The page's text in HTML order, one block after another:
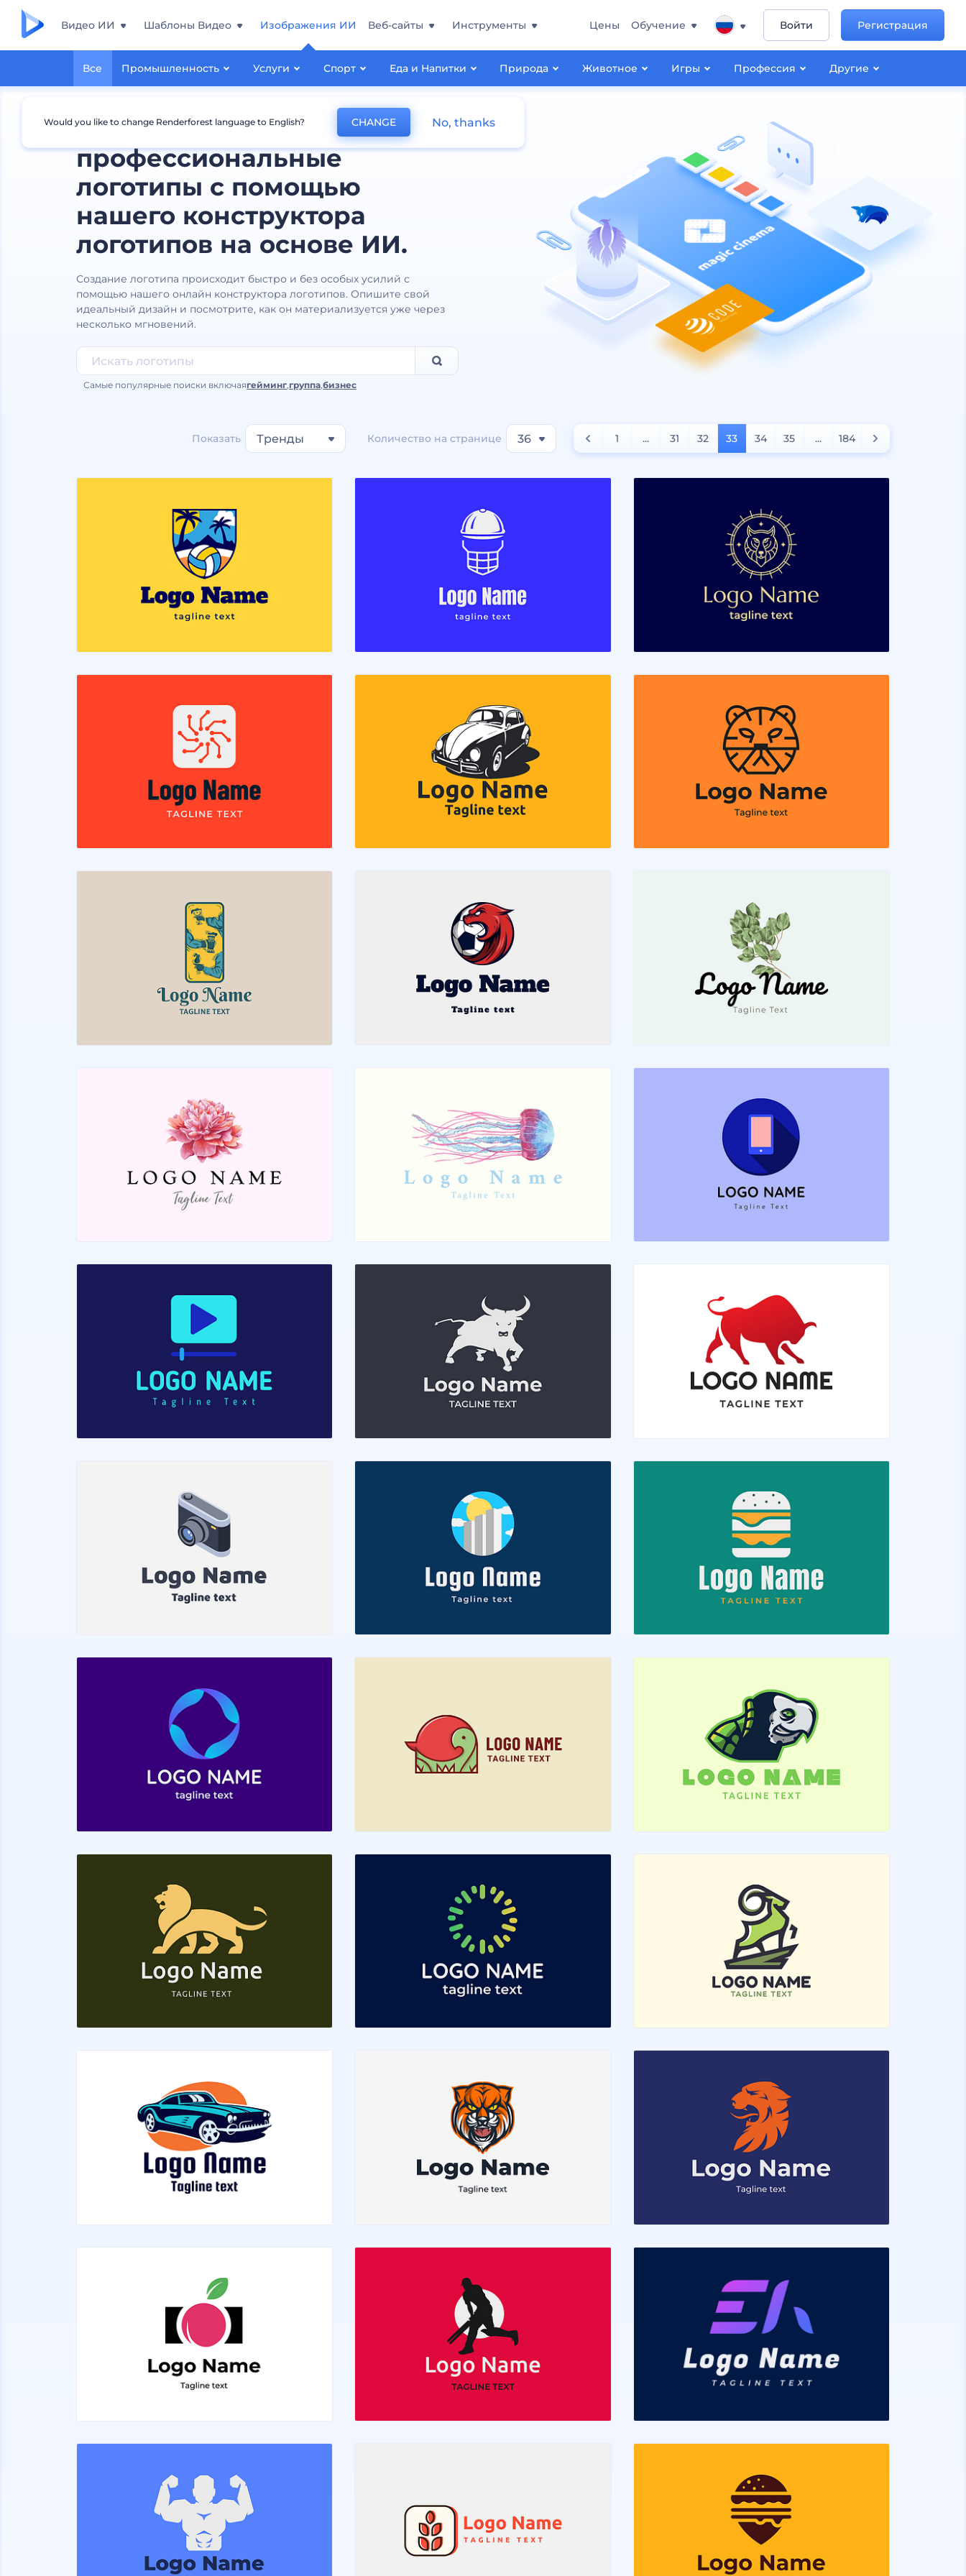
Видео ИИ Шаблоны Видео Изображения ИИ
Все Промышленность Услуги Спорт Еда и Напитки Природа Животное Игры Профессия Другие
Веб-сайты Инструменты Цены Обучение Войти Регистрация
Создавайте
профессиональные
логотипы с помощью
нашего конструктора
логотипов на основе ИИ.
Создание логотипа происходит быстро и без особых усилий с
помощью нашего онлайн конструктора логотипов. Опишите свой
идеальный дизайн и посмотрите, как он материализуется уже через
несколько мгновений.
Самые популярные поиски включаягейминг,группа,бизнес
Показать Тренды Количество на странице 36 1 ... 31 32 33 34 35 ... 184
Would you like to change Renderforest language to English? CHANGE No, thanks